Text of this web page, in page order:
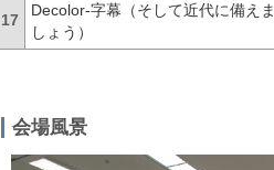
17
Decolor-字幕（そして近代に備えま
しょう）
会場風景